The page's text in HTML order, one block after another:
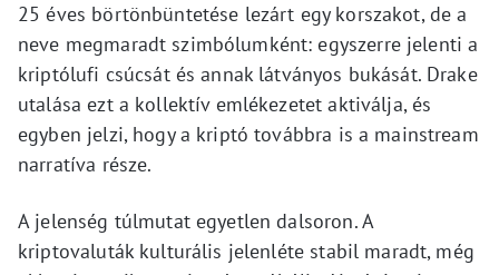
25 éves börtönbüntetése lezárt egy korszakot, de a
neve megmaradt szimbólumként: egyszerre jelenti a
kriptólufi csúcsát és annak látványos bukását. Drake
utalása ezt a kollektív emlékezetet aktiválja, és
egyben jelzi, hogy a kriptó továbbra is a mainstream
narratíva része.
A jelenség túlmutat egyetlen dalsoron. A
kriptovaluták kulturális jelenléte stabil maradt, még